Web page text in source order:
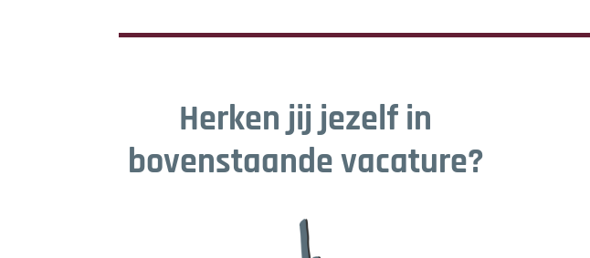
Herken jij jezelf in
bovenstaande vacature?